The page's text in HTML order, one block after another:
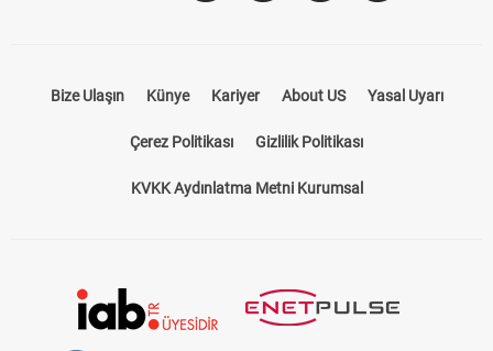
Bize Ulaşın Künye Kariyer About US Yasal Uyarı
Çerez Politikası Gizlilik Politikası
KVKK Aydınlatma Metni Kurumsal